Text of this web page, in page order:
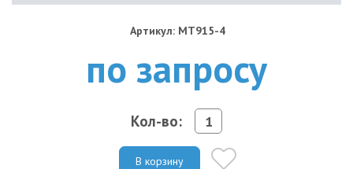
Артикул: MT915-4
по запросу
Кол-во:
В корзину